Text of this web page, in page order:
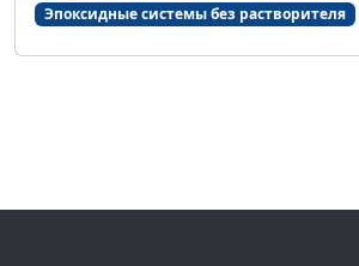
Эпоксидные системы без растворителя